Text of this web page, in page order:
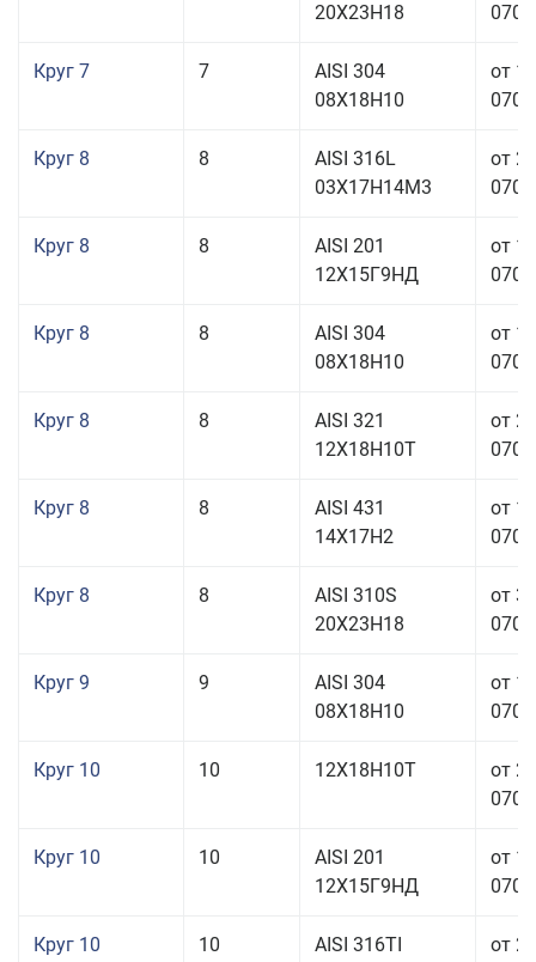
20Х23Н18
Круг 7 7
AISI 304
08Х18Н10
от
Круг 8 8
AISI 316L
03Х17Н14М3
от
Круг 8 8
AISI 201
12Х15Г9НД
от
Круг 8 8
AISI 304
08Х18Н10
от
Круг 8 8
AISI 321
12Х18Н10Т
от
Круг 8 8
AISI 431
14Х17Н2
от
Круг 8 8
AISI 310S
20Х23Н18
от
Круг 9 9
AISI 304
08Х18Н10
от
Круг 10 10 12Х18Н10Т
от
Круг 10 10
AISI 201
12Х15Г9НД
от
Круг 10 10 AISI 316TI от